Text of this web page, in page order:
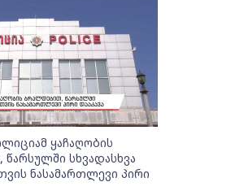
ყაჩაღობის
სხვადასხვა
ნასამართლევი პირი